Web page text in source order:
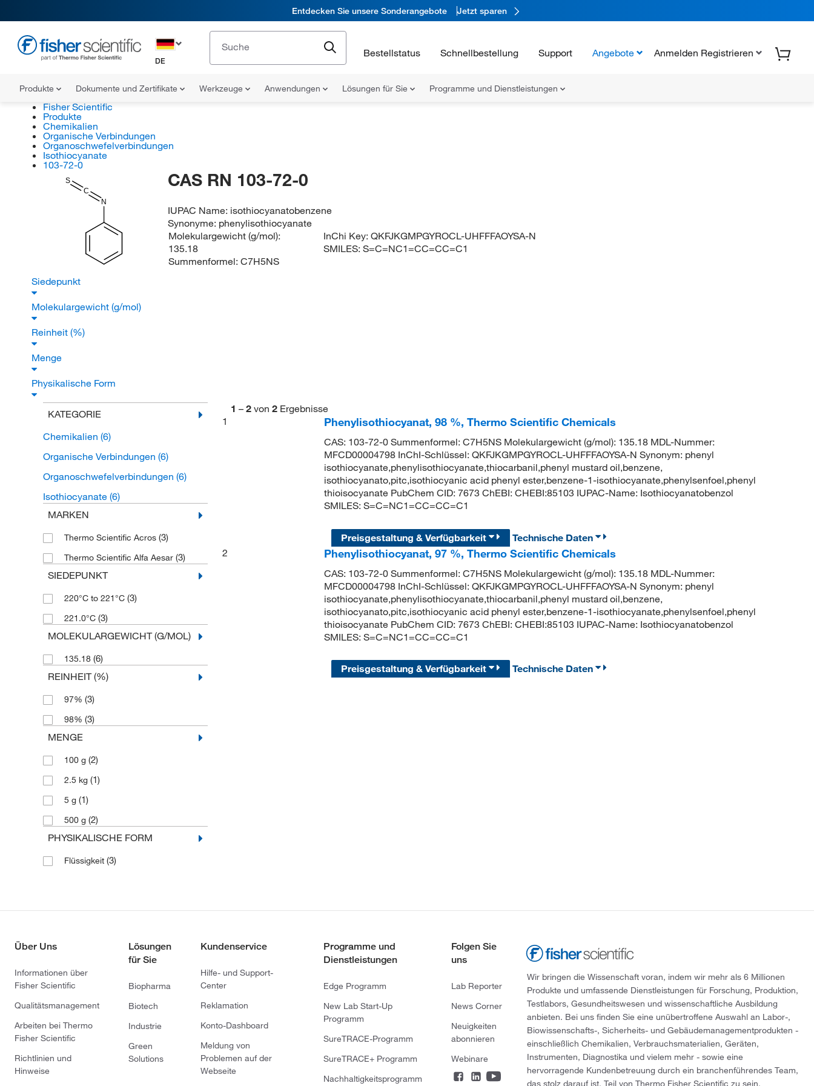
Entdecken Sie unsere Sonderangebote Jetzt sparen
DE
Bestellstatus Schnellbestellung Support Angebote Anmelden Registrieren
Produkte Dokumente und Zertifikate Werkzeuge Anwendungen Lösungen für Sie Programme und Dienstleistungen
Fisher Scientific
Produkte
Chemikalien
Organische Verbindungen
Organoschwefelverbindungen
Isothiocyanate
103-72-0
S
C
N
CAS RN 103-72-0
IUPAC Name: isothiocyanatobenzene
Synonyme: phenylisothiocyanate
Molekulargewicht (g/mol):
135.18
Summenformel: C7H5NS
InChi Key:QKFJKGMPGYROCL-UHFFFAOYSA-N
SMILES:S=C=NC1=CC=CC=C1
Siedepunkt
Molekulargewicht (g/mol)
Reinheit (%)
Menge
Physikalische Form
KATEGORIE
Chemikalien (6)
Organische Verbindungen (6)
Organoschwefelverbindungen (6)
Isothiocyanate (6)
MARKEN
Thermo Scientific Acros (3)
Thermo Scientific Alfa Aesar (3)
SIEDEPUNKT
220°C to 221°C (3)
221.0°C (3)
MOLEKULARGEWICHT (G/MOL)
135.18 (6)
REINHEIT (%)
97% (3)
98% (3)
MENGE
100 g (2)
2.5 kg (1)
5 g (1)
500 g (2)
PHYSIKALISCHE FORM
Flüssigkeit (3)
1 – 2 von 2 Ergebnisse
1
Phenylisothiocyanat, 98 %, Thermo Scientific Chemicals
CAS: 103-72-0 Summenformel: C7H5NS Molekulargewicht (g/mol): 135.18 MDL-Nummer:
MFCD00004798 InChI-Schlüssel: QKFJKGMPGYROCL-UHFFFAOYSA-N Synonym: phenyl
isothiocyanate,phenylisothiocyanate,thiocarbanil,phenyl mustard oil,benzene,
isothiocyanato,pitc,isothiocyanic acid phenyl ester,benzene-1-isothiocyanate,phenylsenfoel,phenyl
thioisocyanate PubChem CID: 7673 ChEBI: CHEBI:85103 IUPAC-Name: Isothiocyanatobenzol
SMILES: S=C=NC1=CC=CC=C1
Preisgestaltung & Verfügbarkeit
Technische Daten
2
Phenylisothiocyanat, 97 %, Thermo Scientific Chemicals
CAS: 103-72-0 Summenformel: C7H5NS Molekulargewicht (g/mol): 135.18 MDL-Nummer:
MFCD00004798 InChI-Schlüssel: QKFJKGMPGYROCL-UHFFFAOYSA-N Synonym: phenyl
isothiocyanate,phenylisothiocyanate,thiocarbanil,phenyl mustard oil,benzene,
isothiocyanato,pitc,isothiocyanic acid phenyl ester,benzene-1-isothiocyanate,phenylsenfoel,phenyl
thioisocyanate PubChem CID: 7673 ChEBI: CHEBI:85103 IUPAC-Name: Isothiocyanatobenzol
SMILES: S=C=NC1=CC=CC=C1
Preisgestaltung & Verfügbarkeit Technische Daten
Über Uns
Informationen über
Fisher Scientific
Qualitätsmanagement
Arbeiten bei Thermo
Fisher Scientific
Richtlinien und
Hinweise
Lösungen
für Sie
Biopharma
Biotech
Industrie
Green
Solutions
Kundenservice
Hilfe- und Support-
Center
Reklamation
Konto-Dashboard
Meldung von
Problemen auf der
Webseite
Programme und
Dienstleistungen
Edge Programm
New Lab Start-Up
Programm
SureTRACE-Programm
SureTRACE+ Programm
Nachhaltigkeitsprogramm
Folgen Sie
uns
Lab Reporter
News Corner
Neuigkeiten
abonnieren
Webinare
Wir bringen die Wissenschaft voran, indem wir mehr als 6 Millionen
Produkte und umfassende Dienstleistungen für Forschung, Produktion,
Testlabors, Gesundheitswesen und wissenschaftliche Ausbildung
anbieten. Bei uns finden Sie eine unübertroffene Auswahl an Labor-,
Biowissenschafts-, Sicherheits- und Gebäudemanagementprodukten -
einschließlich Chemikalien, Verbrauchsmaterialien, Geräten,
Instrumenten, Diagnostika und vielem mehr - sowie eine
hervorragende Kundenbetreuung durch ein branchenführendes Team,
das stolz darauf ist, Teil von Thermo Fisher Scientific zu sein.